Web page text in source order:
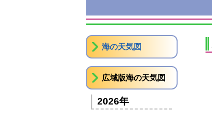
海の天気図
広域版海の天気図
2026年